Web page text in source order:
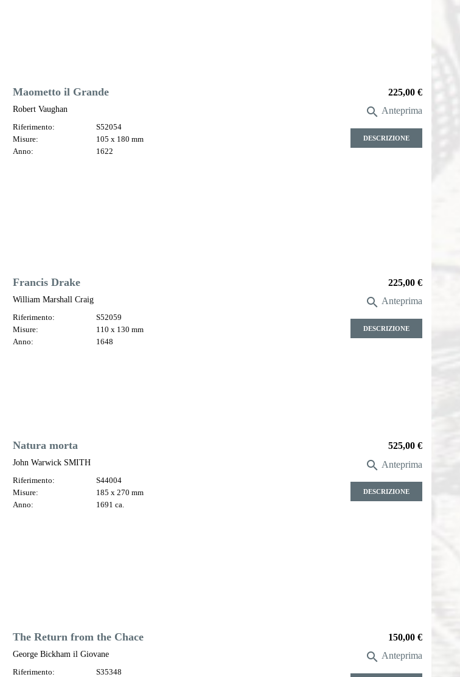
Maometto il Grande
Robert Vaughan
Riferimento:
S52054
Misure:
105 x 180 mm
Anno:
1622
Prezzo
225,00 €
 Anteprima
DESCRIZIONE
Francis Drake
William Marshall Craig
Riferimento:
S52059
Misure:
110 x 130 mm
Anno:
1648
Prezzo
225,00 €
 Anteprima
DESCRIZIONE
Natura morta
John Warwick SMITH
Riferimento:
S44004
Misure:
185 x 270 mm
Anno:
1691 ca.
Prezzo
525,00 €
 Anteprima
DESCRIZIONE
The Return from the Chace
George Bickham il Giovane
Riferimento:
S35348
Prezzo
150,00 €
 Anteprima